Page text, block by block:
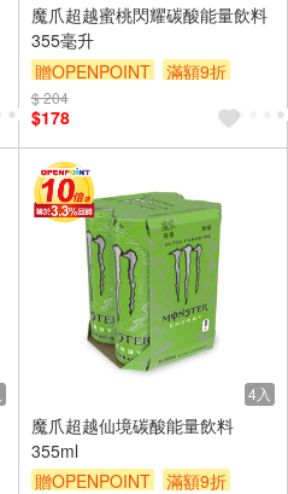
魔爪超越蜜桃閃耀碳酸能量飲料
355毫升
贈OPENPOINT
滿額9折
贈$200
$ 204
$178
4入
魔爪超越仙境碳酸能量飲料
355ml
贈OPENPOINT
滿額9折